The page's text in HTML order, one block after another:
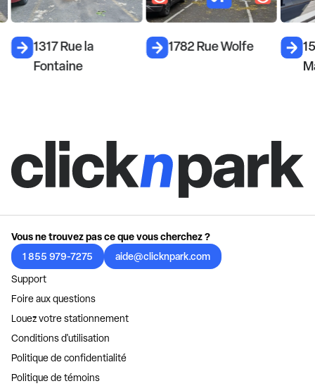
1317 Rue la
Fontaine
1782 Rue Wolfe
Vous ne trouvez pas ce que vous cherchez ?
1 855 979-7275
aide@clicknpark.com
Support
Foire aux questions
Louez votre stationnement
Conditions d'utilisation
Politique de confidentialité
Politique de témoins